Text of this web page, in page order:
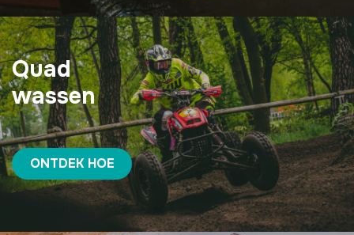
Quad
wassen
ONTDEK HOE